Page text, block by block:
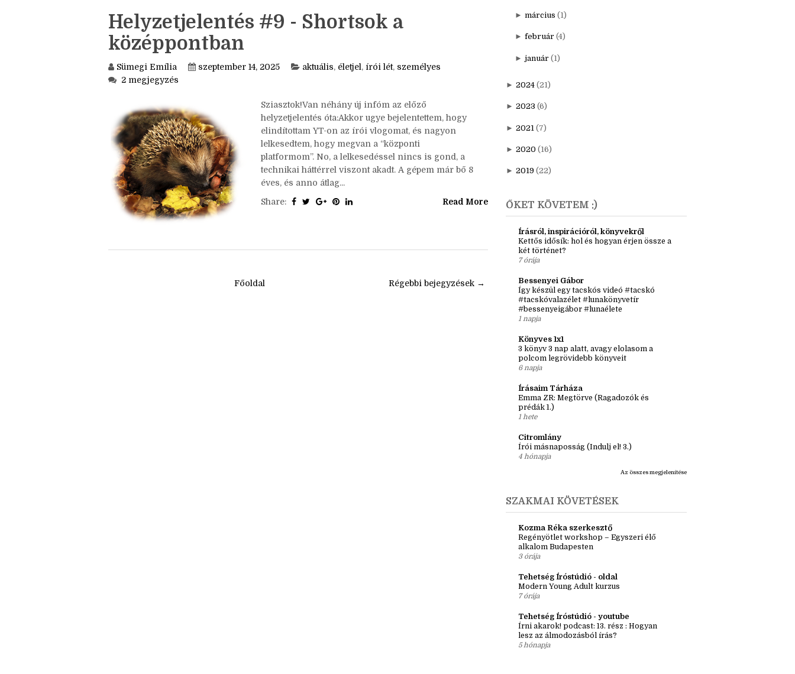
Helyzetjelentés #9 - Shortsok a
középpontban
Sümegi Emília szeptember 14, 2025 aktuális,életjel ,írói lét ,személyes
2 megjegyzés
Sziasztok!Van néhány új infóm az előző
helyzetjelentés óta:Akkor ugye bejelentettem, hogy
elindítottam YT-on az írói vlogomat, és nagyon
lelkesedtem, hogy megvan a “központi
platformom”. No, a lelkesedéssel nincs is gond, a
technikai háttérrel viszont akadt. A gépem már bő 8
► május (1)
► április (4)
► március (1)
► 2024 (21)
► 2023 (6)
► 2021 (7)
►2019 (22)
ŐKET KÖVETEM :)
Kettős idősík: hol és hogyan érjen össze a
két történet?
7 órája
Bessenyei Gábor
#tacskóvalazélet #lunakönyvetír
#bessenyeigábor #lunaélete
1 napja
3 könyv 3 nap alatt, avagy elolasom a
polcom legrövidebb könyveit
6 napja
Emma ZR: Megtörve (Ragadozók és
prédák 1.)
1 hete
4 hónapja
Az összes megjelenítése
SZAKMAI KÖVETÉSEK
Regényötlet workshop – Egyszeri élő
alkalom Budapesten
3 órája
Tehetség Íróstúdió - oldal
Modern Young Adult kurzus
7 órája